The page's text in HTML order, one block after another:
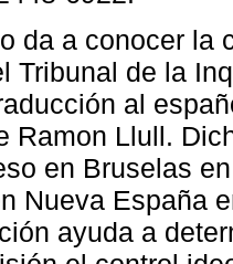
da a conocer la
Tribunal de la
al
Ramon Llull.
en Bruselas
Nueva España
ayuda a